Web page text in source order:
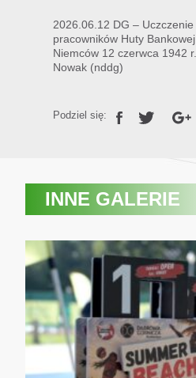
2026.06.12 DG –
pracowników Huty
Niemców 12 czerwca 1942
Nowak (nddg)
Podziel się:
INNE GALERIE